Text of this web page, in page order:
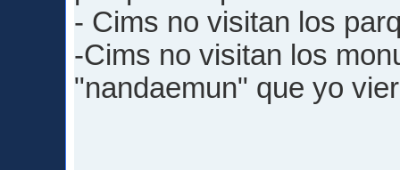
- Cims no visitan los
-Cims no visitan los
"nandaemun" que yo